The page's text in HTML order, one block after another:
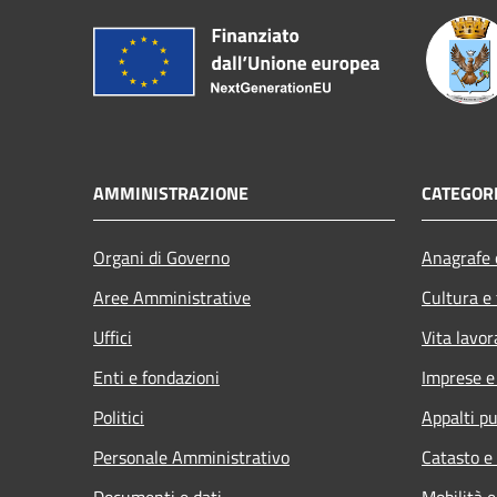
AMMINISTRAZIONE
Organi di Governo
Aree Amministrative
Uffici
Enti e fondazioni
Politici
Personale Amministrativo
Cultura
Vita
Imprese
Appalti
Catasto